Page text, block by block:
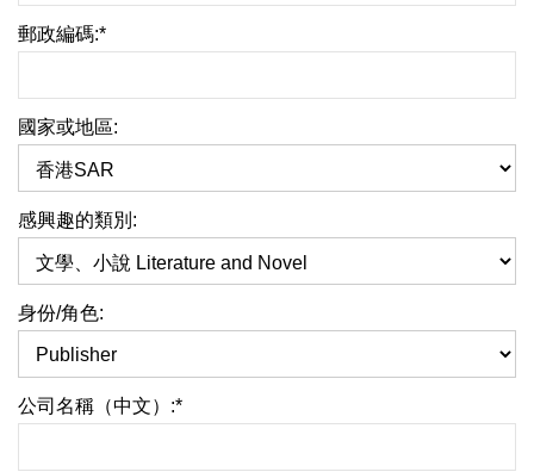
郵政編碼:*
國家或地區:
感興趣的類別:
身份/角色:
公司名稱（中文）:*